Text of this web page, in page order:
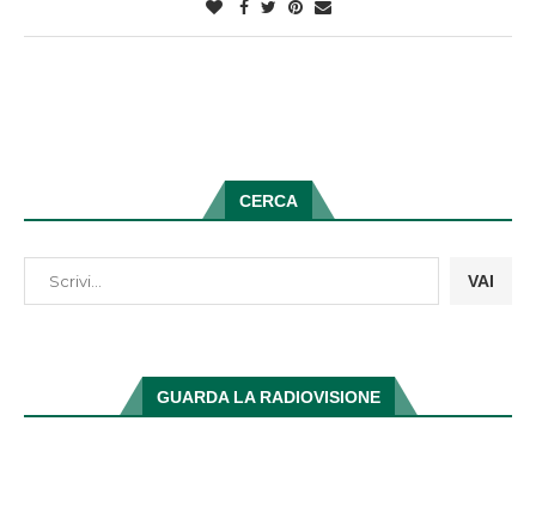
CERCA
VAI
GUARDA LA RADIOVISIONE